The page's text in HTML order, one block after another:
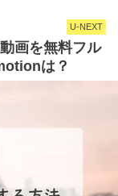
U-NEXT
画を無料フル
は？